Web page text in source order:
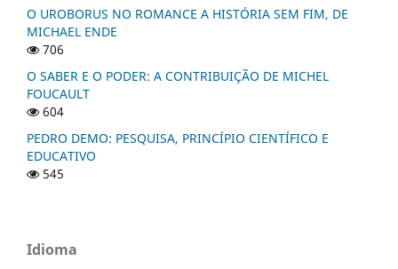
O UROBORUS NO ROMANCE A HISTÓRIA SEM FIM, DE
MICHAEL ENDE
706
O SABER E O PODER: A CONTRIBUIÇÃO DE MICHEL
FOUCAULT
604
PEDRO DEMO: PESQUISA, PRINCÍPIO CIENTÍFICO E
EDUCATIVO
545
Idioma